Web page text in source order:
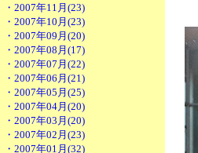
・2007年11月(23)
・2007年10月(23)
・2007年09月(20)
・2007年08月(17)
・2007年07月(22)
・2007年06月(21)
・2007年05月(25)
・2007年04月(20)
・2007年03月(20)
・2007年02月(23)
・2007年01月(32)